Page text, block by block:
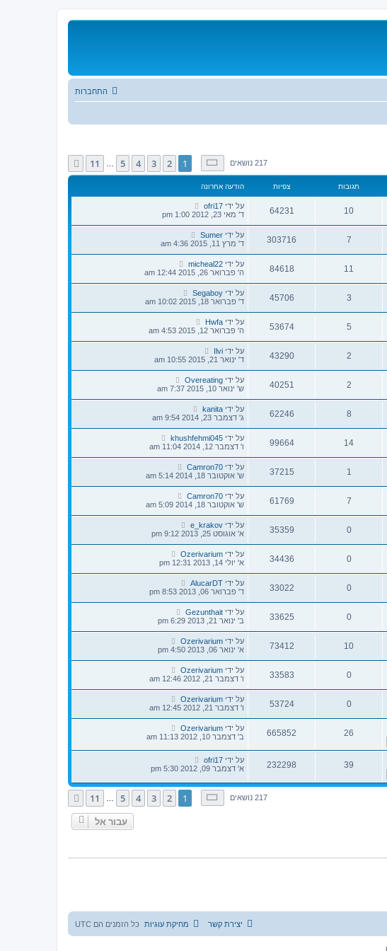
התחברות
217 נושאיםדף1מתוך11
1
2
3
4
5
11 הבא
תגובות צפיות הודעה אחרונה
10
64231 על ידי ofri17
ד' מאי 23, 2012 1:00 pm
7
303716 על ידי Sumer
ד' מרץ 11, 2015 4:36 am
11
84618 על ידי micheal22
ה' פברואר 26, 2015 12:44 am
3
45706 על ידי Segaboy
ד' פברואר 18, 2015 10:02 am
5
53674 על ידי Hwfa
ה' פברואר 12, 2015 4:53 am
2
43290 על ידי Ilvi
ד' ינואר 21, 2015 10:55 am
2
40251 על ידי Overeating
ש' ינואר 10, 2015 7:37 am
8
62246 על ידי kanita
ג' דצמבר 23, 2014 9:54 am
14
99664 על ידי khushfehmi045
ו' דצמבר 12, 2014 11:04 am
1
37215 על ידי Camron70
ש' אוקטובר 18, 2014 5:14 am
7
61769 על ידי Camron70
ש' אוקטובר 18, 2014 5:09 am
0
35359 על ידי e_krakov
א' אוגוסט 25, 2013 9:12 pm
0
34436 על ידי Ozerivarium
א' יולי 14, 2013 12:31 pm
0
33022 על ידי AlucarDT
ד' פברואר 06, 2013 8:53 pm
0
33625 על ידי Gezunthait
ב' ינואר 21, 2013 6:29 pm
10
73412 על ידי Ozerivarium
א' ינואר 06, 2013 4:50 pm
0
33583 על ידי Ozerivarium
ו' דצמבר 21, 2012 12:46 am
0
53724 על ידי Ozerivarium
ו' דצמבר 21, 2012 12:45 am
26
665852 על ידי Ozerivarium
ב' דצמבר 10, 2012 11:13 am
39
232298 על ידי ofri17
א' דצמבר 09, 2012 5:30 pm
217 נושאיםדף1מתוך11
1
2
3
4
5
11 הבא
עבור אל
כל הזמנים הם UTC מחיקת עוגיות יצירת קשר